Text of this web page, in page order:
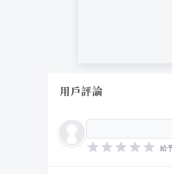
用戶評論
給